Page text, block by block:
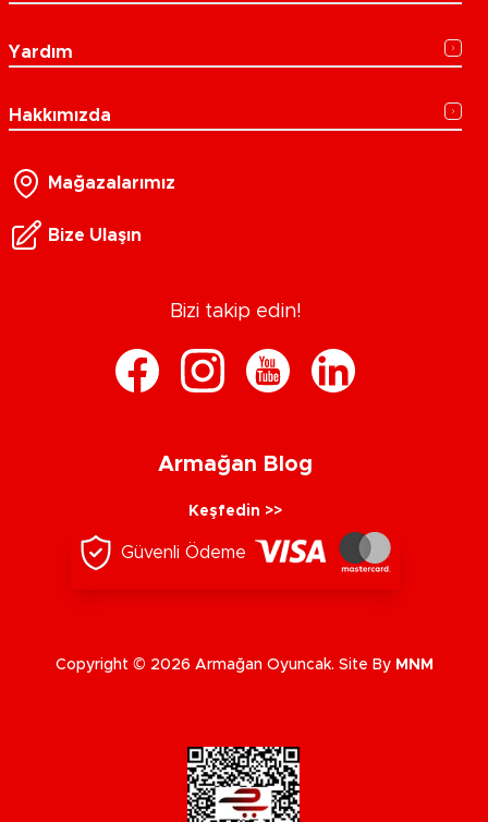
Yardım
Hakkımızda
Mağazalarımız
Bize Ulaşın
Bizi takip edin!
Armağan Blog
Keşfedin >>
Güvenli Ödeme
Copyright © 2026 Armağan Oyuncak. Site By MNM